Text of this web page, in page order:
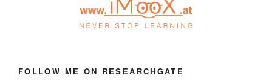
FOLLOW ME ON RESEARCHGATE